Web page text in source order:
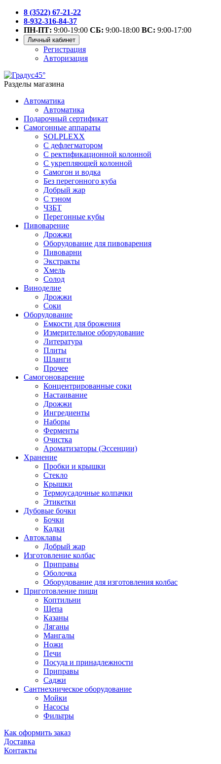
8 (3522) 67-21-22
8-932-316-84-37
ПН-ПТ: 9:00-19:00 СБ: 9:00-18:00 ВС: 9:00-17:00
Личный кабинет
Регистрация
Авторизация
Разделы магазина
Автоматика
Автоматика
Подарочный сертификат
Самогонные аппараты
SOLPLEXX
С дефлегматором
С ректификационной колонной
С укрепляющей колонной
Самогон и водка
Без перегонного куба
Добрый жар
С тэном
ЧЗБТ
Перегонные кубы
Пивоварение
Дрожжи
Оборудование для пивоварения
Пивоварни
Экстракты
Хмель
Солод
Виноделие
Дрожжи
Соки
Оборудование
Емкости для брожения
Измерительное оборудование
Литература
Плиты
Шланги
Прочее
Самогоноварение
Концентрированные соки
Настаивание
Дрожжи
Ингредиенты
Наборы
Ферменты
Очистка
Ароматизаторы (Эссенции)
Хранение
Пробки и крышки
Стекло
Крышки
Термоусадочные колпачки
Этикетки
Дубовые бочки
Бочки
Кадки
Автоклавы
Добрый жар
Изготовление колбас
Приправы
Оболочка
Оборудование для изготовления колбас
Приготовление пищи
Коптильни
Щепа
Казаны
Ляганы
Мангалы
Ножи
Печи
Посуда и принадлежности
Приправы
Саджи
Сантнехническое оборудование
Мойки
Насосы
Фильтры
Как оформить заказ
Доставка
Контакты